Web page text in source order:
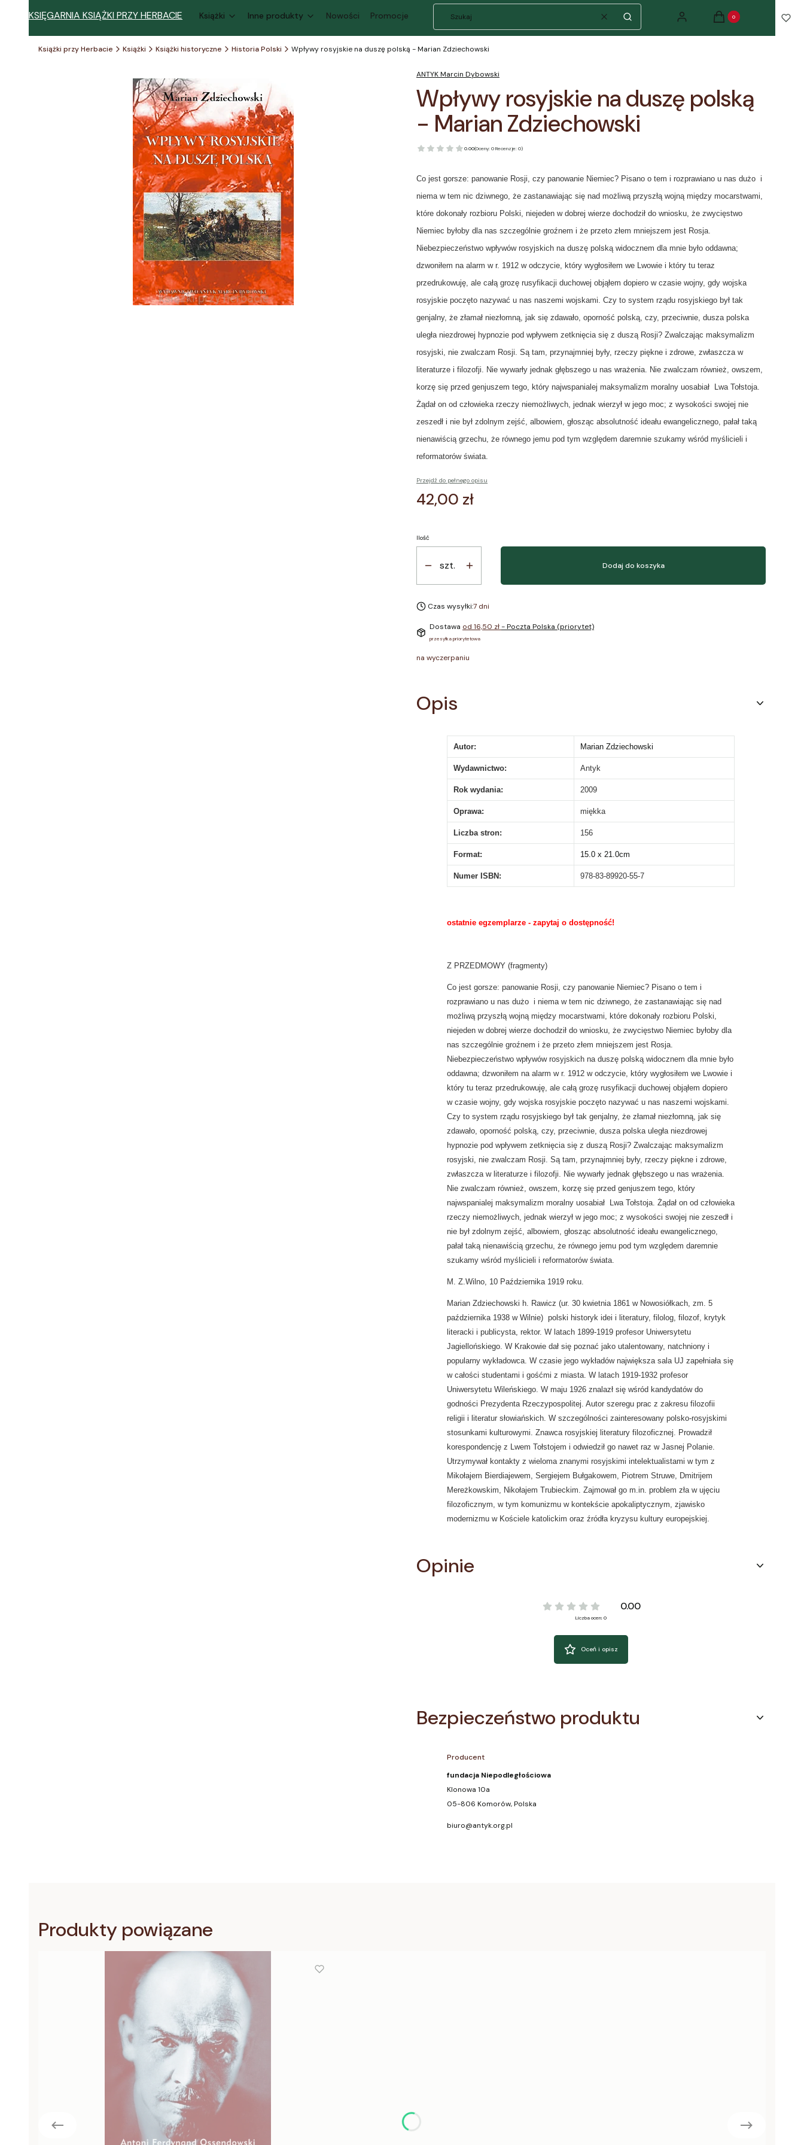
KSIĘGARNIA KSIĄŻKI PRZY HERBACIE Książki Inne produkty Nowości Promocje
WyczyśćSzukaj
Zaloguj się Produkty w koszyku: 0.
Koszyk
Książki przy Herbacie Książki Książki historyczne Historia Polski Wpływy rosyjskie na duszę polską - Marian Zdziechowski
ANTYK Marcin Dybowski
Wpływy rosyjskie na duszę polską
- Marian Zdziechowski
0.00(Oceny: 0 Recenzje: 0)
Co jest gorsze: panowanie Rosji, czy panowanie Niemiec? Pisano o tem i rozprawiano u nas dużo  i
niema w tem nic dziwnego, że zastanawiając się nad możliwą przyszłą wojną między mocarstwami,
które dokonały rozbioru Polski, niejeden w dobrej wierze dochodził do wniosku, że zwycięstwo
Niemiec byłoby dla nas szczególnie groźnem i że przeto złem mniejszem jest Rosja.
Niebezpieczeństwo wpływów rosyjskich na duszę polską widocznem dla mnie było oddawna;
dzwoniłem na alarm w r. 1912 w odczycie, który wygłosiłem we Lwowie i który tu teraz
przedrukowuję, ale całą grozę rusyfikacji duchowej objąłem dopiero w czasie wojny, gdy wojska
rosyjskie poczęto nazywać u nas naszemi wojskami. Czy to system rządu rosyjskiego był tak
genjalny, że złamał niezłomną, jak się zdawało, oporność polską, czy, przeciwnie, dusza polska
uległa niezdrowej hypnozie pod wpływem zetknięcia się z duszą Rosji? Zwalczając maksymalizm
rosyjski, nie zwalczam Rosji. Są tam, przynajmniej były, rzeczy piękne i zdrowe, zwłaszcza w
literaturze i filozofji. Nie wywarły jednak głębszego u nas wrażenia. Nie zwalczam również, owszem,
korzę się przed genjuszem tego, który najwspanialej maksymalizm moralny uosabiał  Lwa Tołstoja.
Żądał on od człowieka rzeczy niemożliwych, jednak wierzył w jego moc; z wysokości swojej nie
zeszedł i nie był zdolnym zejść, albowiem, głosząc absolutność ideału ewangelicznego, pałał taką
nienawiścią grzechu, że równego jemu pod tym względem daremnie szukamy wśród myślicieli i
reformatorów świata.
Przejdź do pełnego opisu
Cena
42,00 zł
Ilość
szt. Dodaj do koszyka
Czas wysyłki:7 dni
Dostawa od 16,50 zł- Poczta Polska (priorytet)
przesyłka priorytetowa
na wyczerpaniu
Opis
Autor: Marian Zdziechowski
Wydawnictwo: Antyk
Rok wydania: 2009
Oprawa: miękka
Liczba stron: 156
Format: 15.0 x 21.0cm
Numer ISBN: 978-83-89920-55-7
ostatnie egzemplarze - zapytaj o dostępność!
Z PRZEDMOWY (fragmenty)
Co jest gorsze: panowanie Rosji, czy panowanie Niemiec? Pisano o tem i
rozprawiano u nas dużo  i niema w tem nic dziwnego, że zastanawiając się nad
możliwą przyszłą wojną między mocarstwami, które dokonały rozbioru Polski,
niejeden w dobrej wierze dochodził do wniosku, że zwycięstwo Niemiec byłoby dla
nas szczególnie groźnem i że przeto złem mniejszem jest Rosja.
Niebezpieczeństwo wpływów rosyjskich na duszę polską widocznem dla mnie było
oddawna; dzwoniłem na alarm w r. 1912 w odczycie, który wygłosiłem we Lwowie i
który tu teraz przedrukowuję, ale całą grozę rusyfikacji duchowej objąłem dopiero
w czasie wojny, gdy wojska rosyjskie poczęto nazywać u nas naszemi wojskami.
Czy to system rządu rosyjskiego był tak genjalny, że złamał niezłomną, jak się
zdawało, oporność polską, czy, przeciwnie, dusza polska uległa niezdrowej
hypnozie pod wpływem zetknięcia się z duszą Rosji? Zwalczając maksymalizm
rosyjski, nie zwalczam Rosji. Są tam, przynajmniej były, rzeczy piękne i zdrowe,
zwłaszcza w literaturze i filozofji. Nie wywarły jednak głębszego u nas wrażenia.
Nie zwalczam również, owszem, korzę się przed genjuszem tego, który
najwspanialej maksymalizm moralny uosabiał  Lwa Tołstoja. Żądał on od człowieka
rzeczy niemożliwych, jednak wierzył w jego moc; z wysokości swojej nie zeszedł i
nie był zdolnym zejść, albowiem, głosząc absolutność ideału ewangelicznego,
pałał taką nienawiścią grzechu, że równego jemu pod tym względem daremnie
szukamy wśród myślicieli i reformatorów świata.
M. Z.Wilno, 10 Października 1919 roku.
Marian Zdziechowski h. Rawicz (ur. 30 kwietnia 1861 w Nowosiółkach, zm. 5
października 1938 w Wilnie)  polski historyk idei i literatury, filolog, filozof, krytyk
literacki i publicysta, rektor. W latach 1899-1919 profesor Uniwersytetu
Jagiellońskiego. W Krakowie dał się poznać jako utalentowany, natchniony i
popularny wykładowca. W czasie jego wykładów największa sala UJ zapełniała się
w całości studentami i gośćmi z miasta. W latach 1919-1932 profesor
Uniwersytetu Wileńskiego. W maju 1926 znalazł się wśród kandydatów do
godności Prezydenta Rzeczypospolitej. Autor szeregu prac z zakresu filozofii
religii i literatur słowiańskich. W szczególności zainteresowany polsko-rosyjskimi
stosunkami kulturowymi. Znawca rosyjskiej literatury filozoficznej. Prowadził
korespondencję z Lwem Tołstojem i odwiedził go nawet raz w Jasnej Polanie.
Utrzymywał kontakty z wieloma znanymi rosyjskimi intelektualistami w tym z
Mikołajem Bierdiajewem, Sergiejem Bułgakowem, Piotrem Struwe, Dmitrijem
Mereżkowskim, Nikołajem Trubieckim. Zajmował go m.in. problem zła w ujęciu
filozoficznym, w tym komunizmu w kontekście apokaliptycznym, zjawisko
modernizmu w Kościele katolickim oraz źródła kryzysu kultury europejskiej.
Opinie
0.00
Liczba ocen: 0
Oceń i opisz
Bezpieczeństwo produktu
Producent
fundacja Niepodległościowa
Klonowa 10a
05-806 Komorów, Polska
biuro@antyk.org.pl
Produkty powiązane